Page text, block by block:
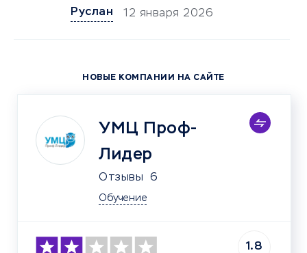
Руслан 12 января 2026
НОВЫЕ КОМПАНИИ НА САЙТЕ
УМЦ Проф-
Лидер
Отзывы 6
Обучение
1.8